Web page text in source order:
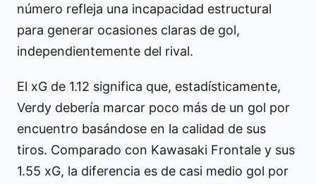
número refleja una incapacidad estructural
para generar ocasiones claras de gol,
independientemente del rival.
El xG de 1.12 significa que, estadísticamente,
Verdy debería marcar poco más de un gol por
encuentro basándose en la calidad de sus
tiros. Comparado con Kawasaki Frontale y sus
1.55 xG, la diferencia es de casi medio gol por